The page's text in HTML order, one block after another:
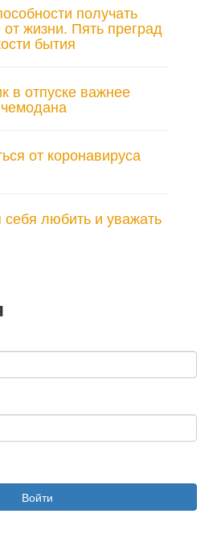
получать
жизни. Пять преград
бытия
в отпуске важнее
от коронавируса
себя любить и уважать
Войти